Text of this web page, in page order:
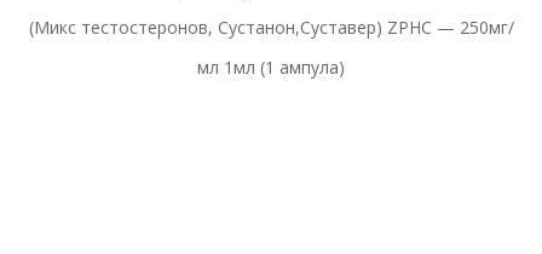
(Микс тестостеронов, Сустанон,Суставер) ZPHC — 250мг/
мл 1мл (1 ампула)